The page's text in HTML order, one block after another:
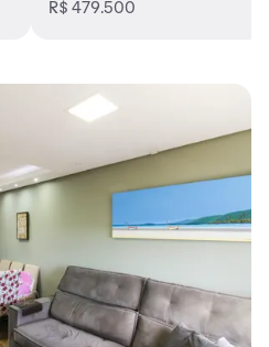
R$ 479.500